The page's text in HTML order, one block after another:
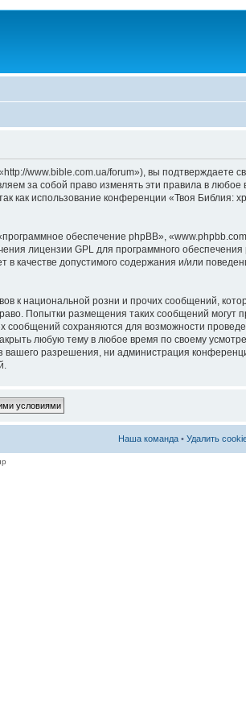
www.bible.com.ua/forum»), вы подтверждаете
за собой право изменять эти правила в
как использование конференции «Твоя Библия:
обеспечение phpBB»,
лицензии GPL для программного
качестве допустимого содержания и/или
к национальной розни и прочих сообщений,
Попытки размещения таких сообщений могут
сохраняются для возможности
любую тему в любое время по своему
разрешения, ни администрация
Наша команда • Удалить